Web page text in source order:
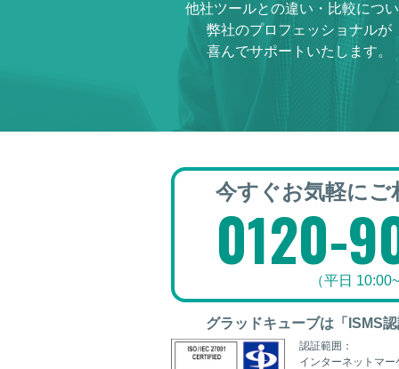
他社ツールとの違い・比較につ
弊社のプロフェッショナルが
喜んでサポートいたします。
今すぐお気軽にご
0120-
（平日
グラッドキューブは「ISMS
認証範囲：
インターネットマ